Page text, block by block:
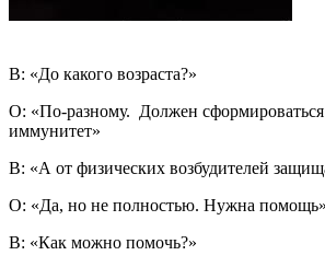
В: «До какого возраста?»
О: «По-разному. Должен
иммунитет»
В: «А от физических возбудителей
О: «Да, но не полностью. Нужна помощь»
В: «Как можно помочь?»